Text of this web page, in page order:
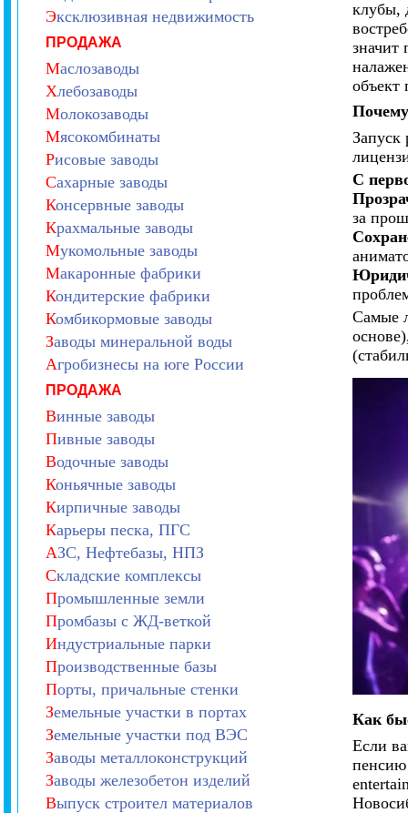
Эксклюзивная недвижимость
ПРОДАЖА
Маслозаводы
Хлебозаводы
Молокозаводы
Мясокомбинаты
Рисовые заводы
Сахарные заводы
Консервные заводы
Крахмальные заводы
Мукомольные заводы
Макаронные фабрики
Кондитерские фабрики
Комбикормовые заводы
Заводы минеральной воды
Агробизнесы на юге России
ПРОДАЖА
Винные заводы
Пивные заводы
Водочные заводы
Коньячные заводы
Кирпичные заводы
Карьеры песка, ПГС
АЗС, Нефтебазы, НПЗ
Складские комплексы
Промышленные земли
Промбазы с ЖД-веткой
Индустриальные парки
Производственные базы
Порты, причальные стенки
Земельные участки в портах
Земельные участки под ВЭС
Заводы металлоконструкций
Заводы железобетон изделий
Выпуск строител материалов
клубы,
значит
объект
Запуск
С
за
Самые
Как
Если
пенсию